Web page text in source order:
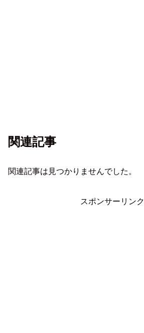
関連記事
関連記事は見つかりませんでした。
スポンサーリンク